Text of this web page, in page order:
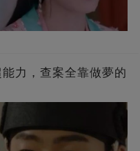
力，查案全靠做夢的